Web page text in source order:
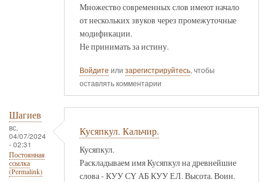
Множество современных слов имеют начало
от нескольких звуков через промежуточные
модификации.
Не принимать за истину.
Войдите или зарегистрируйтесь, чтобы
оставлять комментарии
Шагиев
вс,
04/07/2024
- 02:31
Постоянная
ссылка
(Permalink)
Кусяпкул. Кальчир.
Кусяпкул.
Раскладываем имя Кусяпкул на древнейшие
слова - КУУ СҮ АБ КУУ ЕЛ. Высота. Воин.